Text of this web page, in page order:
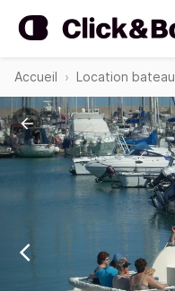
Accueil Location bateau